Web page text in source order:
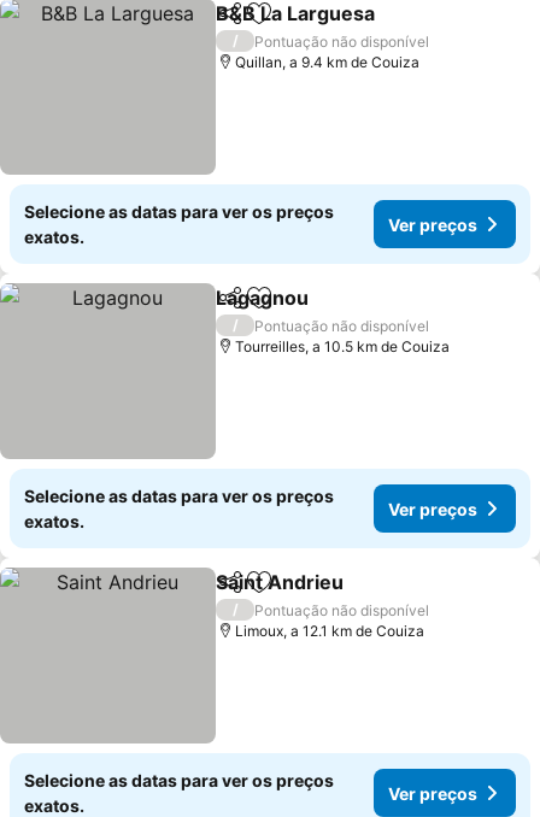
PartilharAdicionar aos favoritos
B&B La Larguesa
/
Pontuação não disponível
Quillan, a 9.4 km de Couiza
Selecione as datas para ver os preços
exatos.
Ver preços
PartilharAdicionar aos favoritos
Lagagnou
/
Pontuação não disponível
Tourreilles, a 10.5 km de Couiza
Selecione as datas para ver os preços
exatos.
Ver preços
PartilharAdicionar aos favoritos
Saint Andrieu
/
Pontuação não disponível
Limoux, a 12.1 km de Couiza
Selecione as datas para ver os preços
exatos.
Ver preços